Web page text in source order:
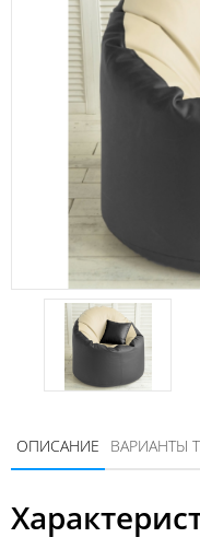
ОПИСАНИЕ ВАРИАНТЫ